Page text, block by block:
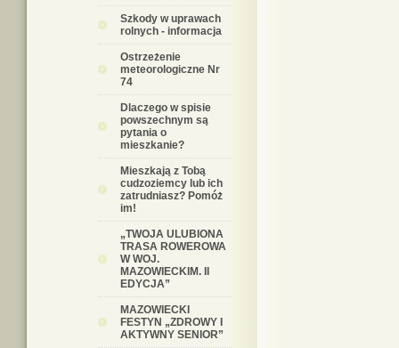
Szkody w uprawach
rolnych - informacja
Ostrzeżenie
meteorologiczne Nr
74
Dlaczego w spisie
powszechnym są
pytania o
mieszkanie?
Mieszkają z Tobą
cudzoziemcy lub ich
zatrudniasz? Pomóż
im!
„TWOJA ULUBIONA
TRASA ROWEROWA
W WOJ.
MAZOWIECKIM. II
EDYCJA”
MAZOWIECKI
FESTYN „ZDROWY I
AKTYWNY SENIOR”